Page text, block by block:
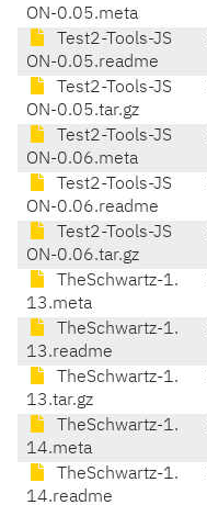
ON-0.05.meta
Test2-Tools-JS
ON-0.05.readme
Test2-Tools-JS
ON-0.05.tar.gz
Test2-Tools-JS
ON-0.06.meta
Test2-Tools-JS
ON-0.06.readme
Test2-Tools-JS
ON-0.06.tar.gz
TheSchwartz-1.
13.meta
TheSchwartz-1.
13.readme
TheSchwartz-1.
13.tar.gz
TheSchwartz-1.
14.meta
TheSchwartz-1.
14.readme